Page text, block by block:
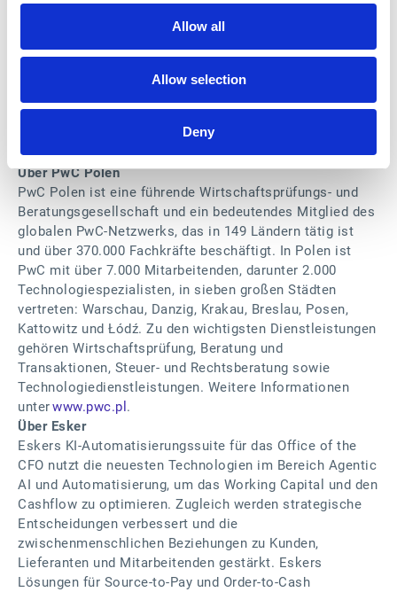
Allow all
Allow selection
Deny
Finanzabteilungen effizienter und mit tieferen Einblicken
arbeiten zu lassen“, bekräftigt Patrick Bley, Head of
Alliances bei Esker Deutschland. „Im Rahmen unseres
Unternehmen wie PwC Polen zusammen, um diese
Vorteile Unternehmen zu bieten, die sich in der digitalen
Transformation befinden.“
Über PwC Polen
PwC Polen ist eine führende Wirtschaftsprüfungs- und
Beratungsgesellschaft und ein bedeutendes Mitglied des
globalen PwC-Netzwerks, das in 149 Ländern tätig ist
und über 370.000 Fachkräfte beschäftigt. In Polen ist
PwC mit über 7.000 Mitarbeitenden, darunter 2.000
Technologiespezialisten, in sieben großen Städten
vertreten: Warschau, Danzig, Krakau, Breslau, Posen,
Kattowitz und Łódź. Zu den wichtigsten Dienstleistungen
gehören Wirtschaftsprüfung, Beratung und
Transaktionen, Steuer- und Rechtsberatung sowie
Technologiedienstleistungen. Weitere Informationen
unterwww.pwc.pl .
Über Esker
Eskers KI-Automatisierungssuite für das Office of the
CFO nutzt die neuesten Technologien im Bereich Agentic
AI und Automatisierung, um das Working Capital und den
Cashflow zu optimieren. Zugleich werden strategische
Entscheidungen verbessert und die
zwischenmenschlichen Beziehungen zu Kunden,
Lieferanten und Mitarbeitenden gestärkt. Eskers
Lösungen für Source-to-Pay und Order-to-Cash